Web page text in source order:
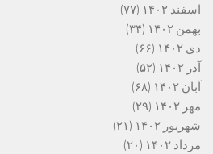
اسفند ۱۴۰۲
(۷۷)
بهمن ۱۴۰۲
(۳۴)
دی ۱۴۰۲
(۶۶)
آذر ۱۴۰۲
(۵۲)
آبان ۱۴۰۲
(۶۸)
مهر ۱۴۰۲
(۲۹)
شهریور ۱۴۰۲
(۲۱)
مرداد ۱۴۰۲
(۲۰)